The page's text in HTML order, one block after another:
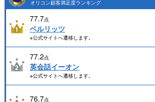
オリコン顧客満足度ランキング
77.7点
ベルリッツ
※公式サイトへ遷移します。
77.2点
英会話イーオン
※公式サイトへ遷移します。
76.7点